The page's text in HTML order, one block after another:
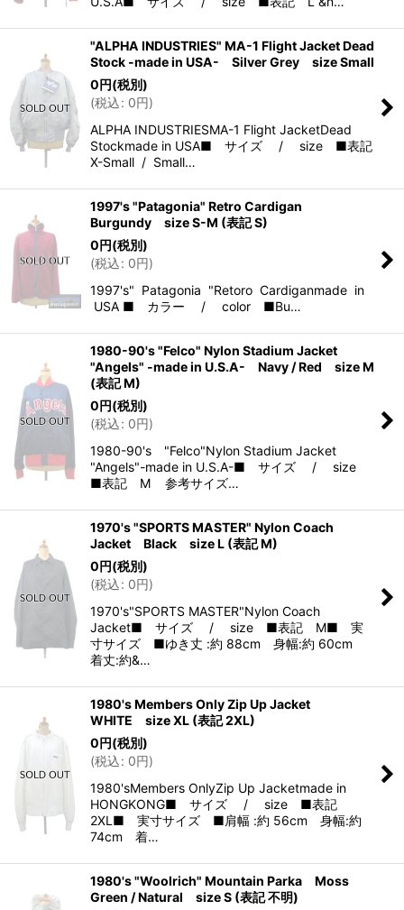
"ALPHA INDUSTRIES" MA-1 Flight Jacket Dead
Stock -made in USA- Silver Grey size Small
0円(税別)
(税込: 0円)
ALPHA INDUSTRIESMA-1 Flight JacketDead
Stockmade in USA■ サイズ / size ■表記
X-Small / Small…
1997's "Patagonia" Retro Cardigan
Burgundy size S-M (表記 S)
0円(税別)
(税込: 0円)
1997's" Patagonia "Retoro Cardiganmade in
USA ■ カラー / color ■Bu…
1980-90's "Felco" Nylon Stadium Jacket
"Angels" -made in U.S.A- Navy / Red size M
(表記 M)
0円(税別)
(税込: 0円)
1980-90's "Felco"Nylon Stadium Jacket
"Angels"-made in U.S.A-■ サイズ / size
■表記 M 参考サイズ…
1970's "SPORTS MASTER" Nylon Coach
Jacket Black size L (表記 M)
0円(税別)
(税込: 0円)
1970's"SPORTS MASTER"Nylon Coach
Jacket■ サイズ / size ■表記 M■ 実
寸サイズ ■ゆき丈 :約 88cm 身幅:約 60cm
着丈:約&…
1980's Members Only Zip Up Jacket
WHITE size XL (表記 2XL)
0円(税別)
(税込: 0円)
1980'sMembers OnlyZip Up Jacketmade in
HONGKONG■ サイズ / size ■表記
2XL■ 実寸サイズ ■肩幅 :約 56cm 身幅:約
74cm 着…
1980's "Woolrich" Mountain Parka Moss
Green / Natural size S (表記 不明)